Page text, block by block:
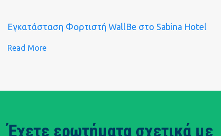
Εγκατάσταση Φορτιστή WallBe στο Sabina Hotel
Read More
Έχετε ερωτήματα σχετικά με